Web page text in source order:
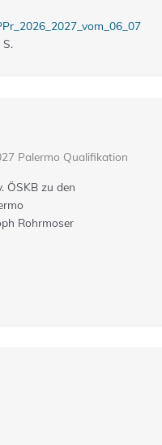
Palermo Qualifikation
ÖSKB zu den
Rohrmoser